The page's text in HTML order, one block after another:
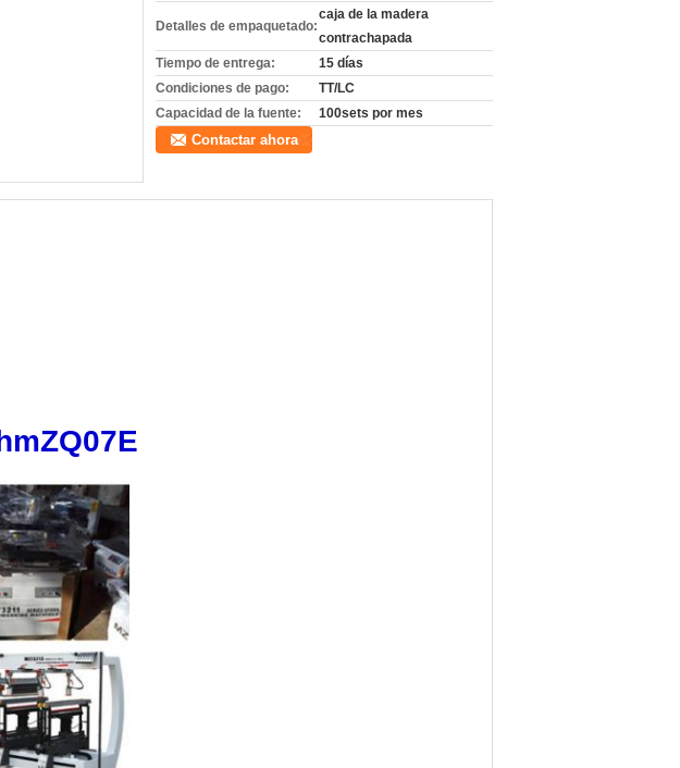
Detalles de empaquetado:
caja de la madera
contrachapada
Tiempo de entrega:
15 días
Condiciones de pago:
TT/LC
Capacidad de la fuente:
100sets por mes
Contactar ahora